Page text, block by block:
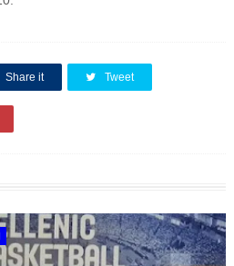
Share it Tweet